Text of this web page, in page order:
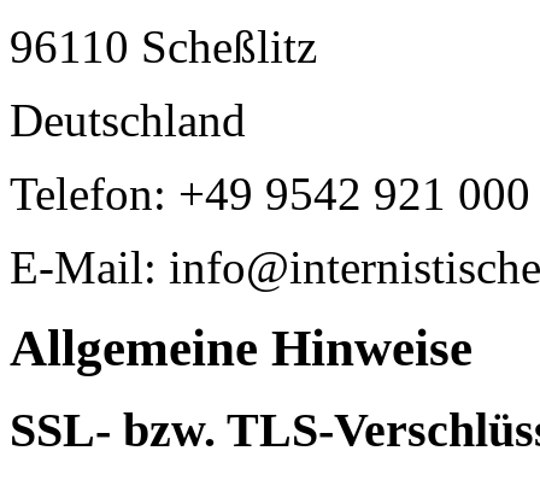
96110 Scheßlitz
Deutschland
Telefon: +49 9542 921 000
E-Mail:
Allgemeine Hinweise
SSL- bzw. TLS-